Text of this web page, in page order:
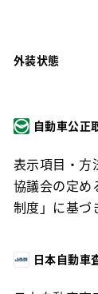
外装状態
自動車公正
表示項目・方
協議会の定め
制度」に基づ
日本自動車